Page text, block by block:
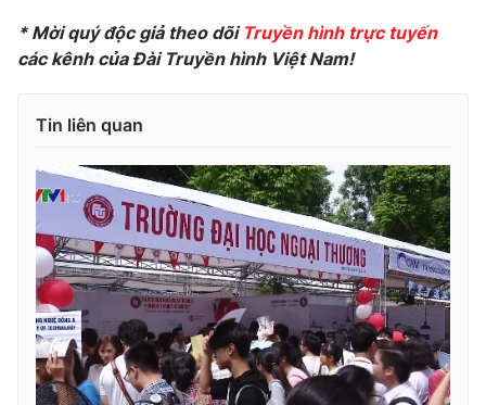
THỜI BÁO VTV
Theo dõi báo trên
Cơ quan chủ quản: Đài Truyền hình Việt Nam
Cơ quan báo chí:Thời báo VTV
Giấy phép hoạt động báo in và báo điện tử số 483/GP-BTTTT
cấp ngày 29/12/2023
Tổng Biên tập:
Vũ Thanh Thủy
Phó Tổng Biên tập:Nguyễn Thị Mỹ Hạnh, Phạm Quốc Thắng,
Nguyễn Trọng Ninh
Tổng đài VTV:024.38 355 931 - 024.38 355 932
* Mời quý độc giả theo dõi Truyền hình trực tuyến
các kênh của Đài Truyền hình Việt Nam!
Tin liên quan